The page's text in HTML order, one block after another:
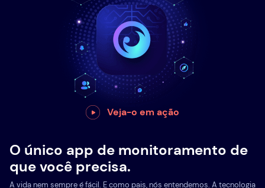
Veja-o em ação
O único app de monitoramento de
que você precisa.
A vida nem sempre é fácil. E como pais, nós entendemos. A tecnologia